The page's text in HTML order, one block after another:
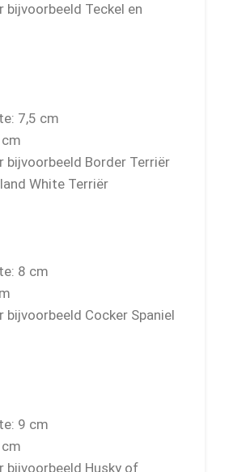
bijvoorbeeld Teckel en
7,5 cm
bijvoorbeeld Border Terriër
White Terriër
8 cm
bijvoorbeeld Cocker Spaniel
9 cm
bijvoorbeeld Husky of